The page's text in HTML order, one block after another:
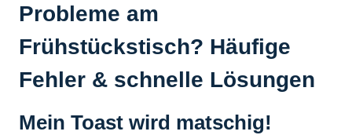
Probleme am
Frühstückstisch? Häufige
Fehler & schnelle Lösungen
Mein Toast wird matschig!